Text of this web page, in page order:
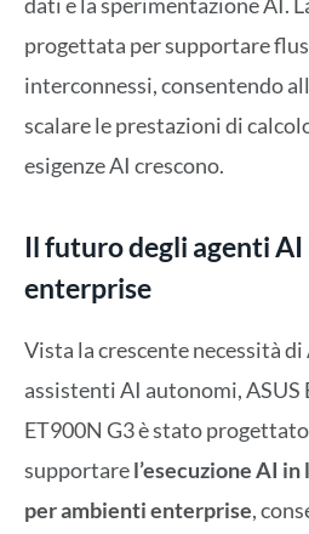
progettata per supportare
interconnessi, consentendo
scalare le prestazioni di
esigenze AI crescono.
Il futuro degli agenti
enterprise
Vista la crescente necessità di
assistenti AI autonomi,
ET900N G3 è stato
supportarel’esecuzione AI
per ambienti enterprise,